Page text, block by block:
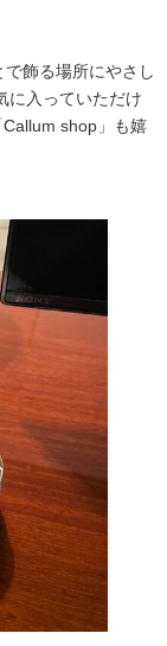
飾る場所にやさし
に入っていただけ
shop」も嬉